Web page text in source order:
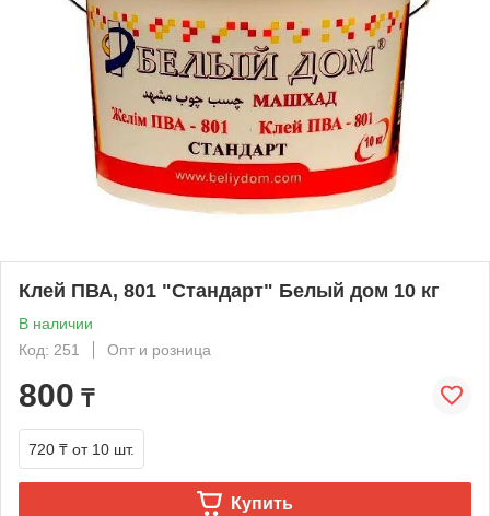
Клей ПВА, 801 "Стандарт" Белый дом 10 кг
В наличии
Код: 251
Опт и розница
800 ₸
720 ₸ от 10 шт.
Купить